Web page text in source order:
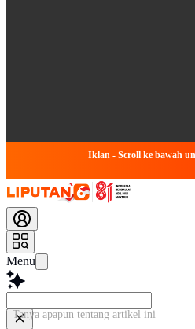
Iklan - Scroll ke bawah
Menu
Tanya apapun tentang artikel ini...